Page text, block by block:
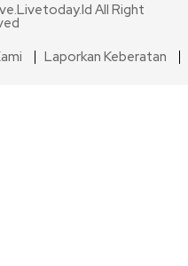
All Right
Laporkan Keberatan